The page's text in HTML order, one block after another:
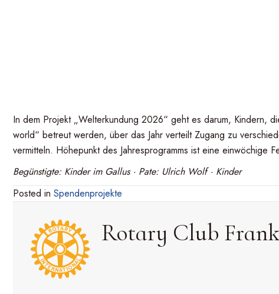
In dem Projekt „Welterkundung 2026“ geht es darum, Kindern,
world“ betreut werden, über das Jahr verteilt Zugang zu
vermitteln. Höhepunkt des Jahresprogramms ist eine einwöchige
Begünstigte: Kinder im Gallus · Pate: Ulrich Wolf · Kinder
Posted in Spendenprojekte
Rotary Club